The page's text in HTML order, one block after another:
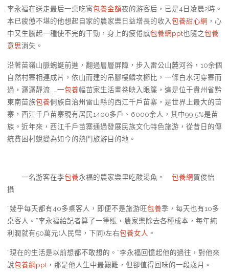
李永福在送走最后一桌吃宵包養金額夜的游客后，已是4日凌晨2時。
本已疲憊不堪的他想起自家的農家樂日益增長的收入包養甜心網 ，心
中又生騰起一種使不完的干勁，身上的疲倦感包養網ppt也隨之包養
意思消失。
沿著苗嶺山脈蜿蜒前進，翻過層層屏障，步入雷公山麓河谷，10余個
自然村寨相連成片，依山而建的吊腳樓鱗次櫛比，一條白水河穿寨而
過，潺潺靜流……一包養幅苗家生活畫卷映入眼簾，這是位于貴州省黔
東南苗族包養侗族自治州雷山縣的西江千戶苗寨，是世界上最大的苗
寨，西江千戶苗寨現有居民1400多戶、6000余人，其中99.5%是苗
族。近年來，西江千戶苗寨通過發展民族文化特色旅游，從昔日的傳
統貧困村蛻變為如今的熱門旅游目的地。
一名游客在李包養永福的農家樂里吃酸湯魚。 包養網賀俊怡
攝
“幾乎每天都有40多桌客人，即便不是旅游旺包養季，每天也有10多
桌客人。”李永福給記者算了一筆賬，農家樂除去各種成本，每年純
利潤就有50萬元(人民幣，下同)左右包養女人 。
“現在的生活是以前想都不敢想的。”李永福回憶起他的過往，對他來
說包養網ppt，那是他人生中最艱難，但卻值得回味的一段歲月。